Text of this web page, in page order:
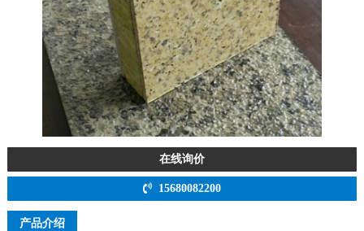
在线询价
15680082200
产品介绍